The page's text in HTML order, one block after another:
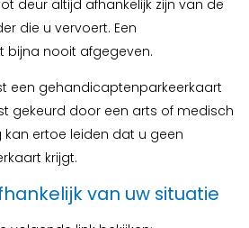
deur altijd afhankelijk zijn van de
die u vervoert. Een
bijna nooit afgegeven.
een gehandicaptenparkeerkaart
gekeurd door een arts of medisch
kan ertoe leiden dat u geen
krijgt.
van uw situatie